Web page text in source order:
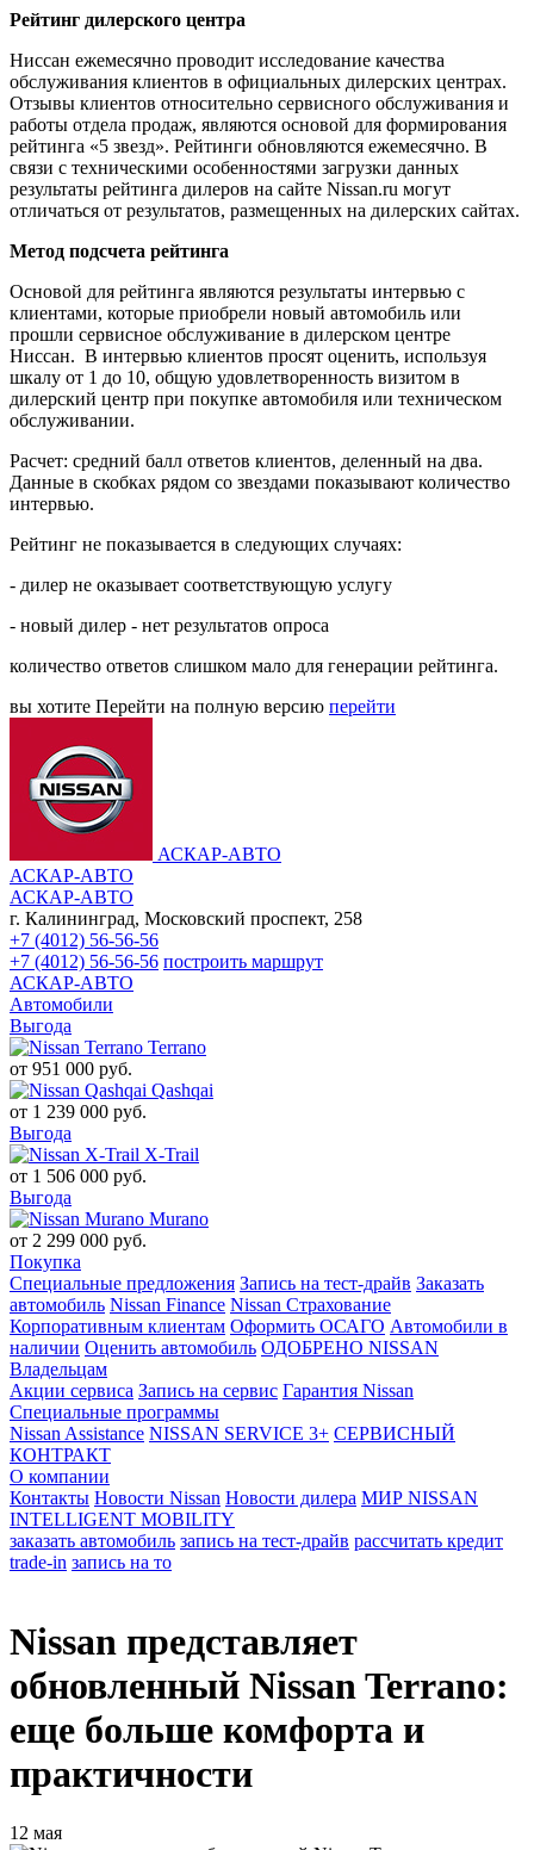
Рейтинг дилерского центра
Ниссан ежемесячно проводит исследование качества
обслуживания клиентов в официальных дилерских центрах.
Отзывы клиентов относительно сервисного обслуживания и
работы отдела продаж, являются основой для формирования
рейтинга «5 звезд». Рейтинги обновляются ежемесячно. В
связи с техническими особенностями загрузки данных
результаты рейтинга дилеров на сайте Nissan.ru могут
отличаться от результатов, размещенных на дилерских сайтах.
Метод подсчета рейтинга
Основой для рейтинга являются результаты интервью с
клиентами, которые приобрели новый автомобиль или
прошли сервисное обслуживание в дилерском центре
Ниссан. В интервью клиентов просят оценить, используя
шкалу от 1 до 10, общую удовлетворенность визитом в
дилерский центр при покупке автомобиля или техническом
обслуживании.
Расчет: средний балл ответов клиентов, деленный на два.
Данные в скобках рядом со звездами показывают количество
интервью.
Рейтинг не показывается в следующих случаях:
- дилер не оказывает соответствующую услугу
- новый дилер - нет результатов опроса
количество ответов слишком мало для генерации рейтинга.
вы хотите Перейти на полную версию перейти
АСКАР-АВТО
АСКАР-АВТО
АСКАР-АВТО
г. Калининград, Московский проспект, 258
+7 (4012) 56-56-56
+7 (4012) 56-56-56 построить маршрут
АСКАР-АВТО
Автомобили
Выгода
Terrano
от 951 000 руб.
Qashqai
от 1 239 000 руб.
Выгода
X-Trail
от 1 506 000 руб.
Выгода
Murano
от 2 299 000 руб.
Покупка
Специальные предложения Запись на тест-драйв Заказать
автомобиль Nissan Finance Nissan Страхование
Корпоративным клиентам Оформить ОСАГО Автомобили в
наличии Оценить автомобиль ОДОБРЕНО NISSAN
Владельцам
Акции сервиса Запись на сервис Гарантия Nissan
Специальные программы
Nissan Assistance NISSAN SERVICE 3+ СЕРВИСНЫЙ
КОНТРАКТ
О компании
Контакты Новости Nissan Новости дилера МИР NISSAN
INTELLIGENT MOBILITY
заказать автомобиль запись на тест-драйв рассчитать кредит
trade-in запись на то
Nissan представляет
обновленный Nissan Terrano:
еще больше комфорта и
практичности
12 мая